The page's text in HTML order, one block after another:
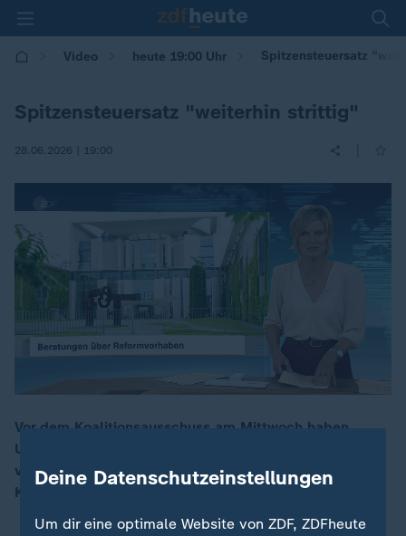
Video heute 19:00 Uhr Spitzensteuersatz
Spitzensteuersatz "weiterhin strittig"
28.06.2026 | 19:00
Vor dem Koalitionsausschuss am Mittwoch haben
Union und SPD über strittige Punkte bei den Reformen
von Rente, Gesundheit und Steuern beraten. ZDF-
Korrespondentin Diana Zimmermann berichtet.
Deine Datenschutzeinstellungen
Um dir eine optimale Website von ZDF, ZDFheute